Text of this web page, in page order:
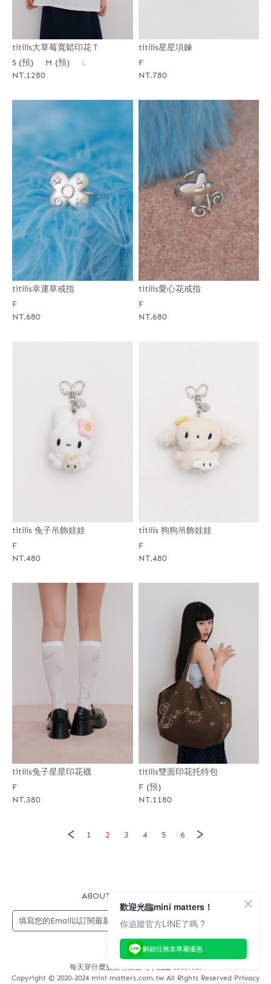
titilis大草莓寬鬆印花Ｔ
S (預)
M (預)
L
NT.1280
titilis星星項鍊
F
NT.780
titilis幸運草戒指
F
NT.680
titilis愛心花戒指
F
NT.680
titilis 兔子吊飾娃娃
F
NT.480
titilis 狗狗吊飾娃娃
F
NT.480
titilis兔子星星印花襪
F
NT.380
titilis雙面印花托特包
F (預)
NT.1180
< 1 2 3 4 5 6 >
ABOUT US
每天穿什麼股份有限公司 | 統編 83689089
Copyright © 2020-2024 mini matters.com.tw All Rights Reserved Privacy
歡迎光臨mini matters！
你追蹤官方LINE了嗎 ?
解鎖任務拿專屬優惠